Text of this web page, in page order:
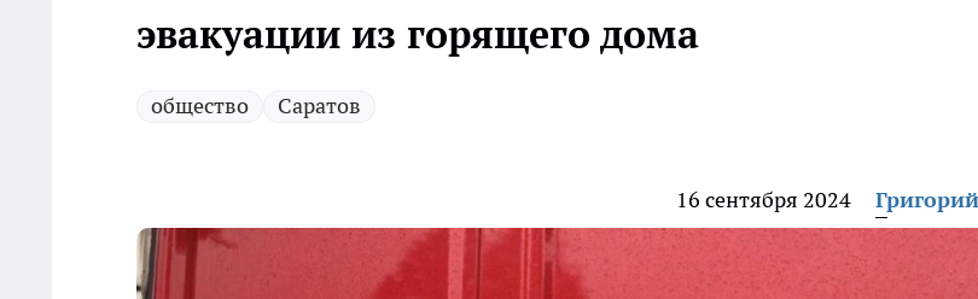
эвакуации из горящего дома
общество Саратов
16 сентября 2024